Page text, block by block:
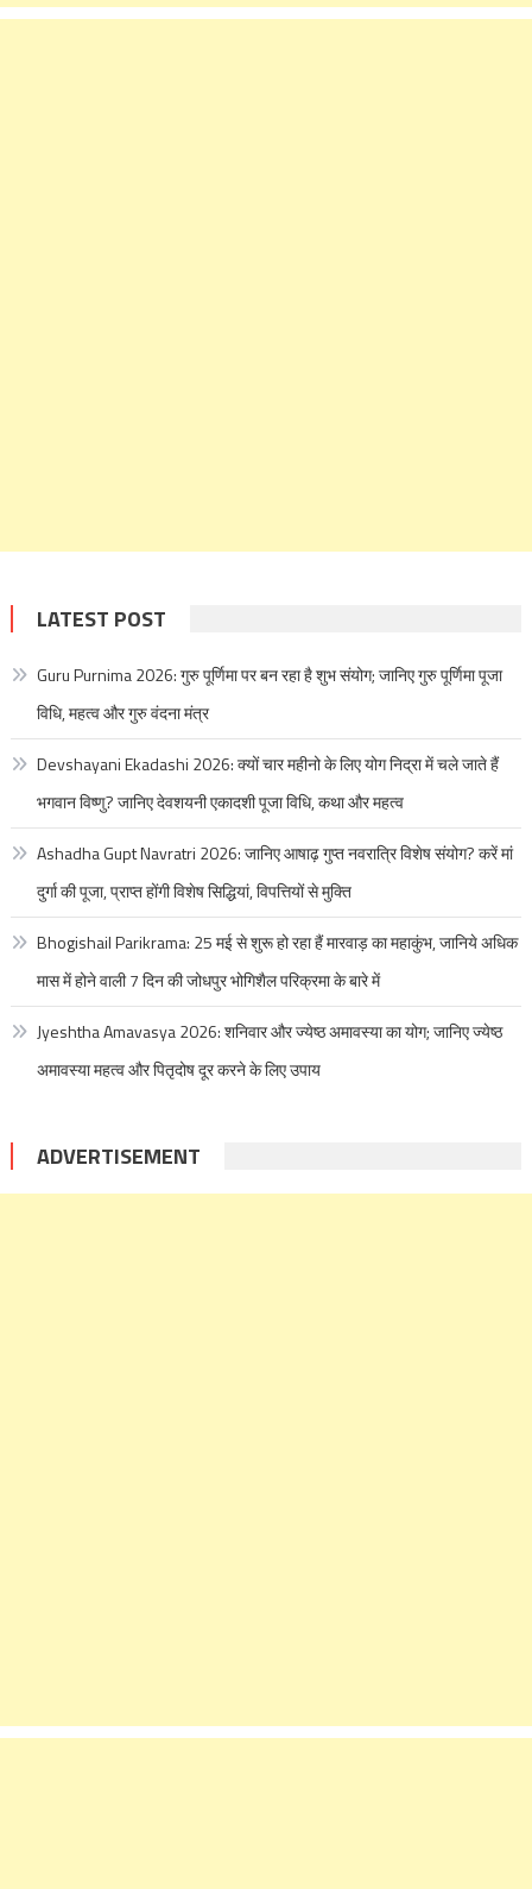
LATEST POST
Guru Purnima 2026: गुरु पूर्णिमा पर बन रहा है शुभ संयोग; जानिए गुरु पूर्णिमा पूजा
विधि, महत्व और गुरु वंदना मंत्र
Devshayani Ekadashi 2026: क्यों चार महीनो के लिए योग निद्रा में चले जाते हैं
भगवान विष्णु? जानिए देवशयनी एकादशी पूजा विधि, कथा और महत्व
Ashadha Gupt Navratri 2026: जानिए आषाढ़ गुप्त नवरात्रि विशेष संयोग? करें मां
दुर्गा की पूजा, प्राप्त होंगी विशेष सिद्धियां, विपत्तियों से मुक्ति
Bhogishail Parikrama: 25 मई से शुरू हो रहा हैं मारवाड़ का महाकुंभ, जानिये अधिक
मास में होने वाली 7 दिन की जोधपुर भोगिशैल परिक्रमा के बारे में
Jyeshtha Amavasya 2026: शनिवार और ज्येष्ठ अमावस्या का योग; जानिए ज्येष्ठ
अमावस्या महत्व और पितृदोष दूर करने के लिए उपाय
ADVERTISEMENT